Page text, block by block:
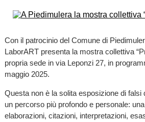
Con il patrocinio del Comune di
LaborART presenta la mostra collettiva
propria sede in via Leponzi 27, in
maggio 2025.
Questa non è la solita esposizione di falsi
un percorso più profondo e personale:
elaborazioni, citazioni, interpretazioni,